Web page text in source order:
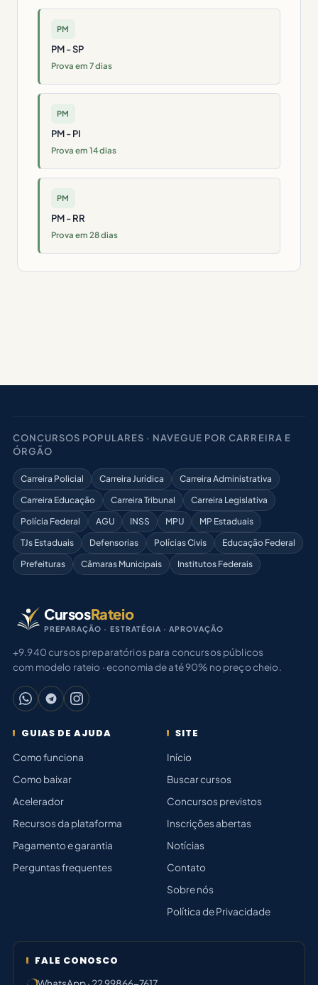
PM
PM - SP
Prova em 7 dias
PM
PM - PI
Prova em 14 dias
PM
PM - RR
Prova em 28 dias
CONCURSOS POPULARES · NAVEGUE POR CARREIRA E
ÓRGÃO
Carreira Policial Carreira Jurídica
Carreira Administrativa
Carreira Educação
Carreira Tribunal
Carreira Legislativa
Polícia Federal
AGU INSS MPU
MP Estaduais
TJs Estaduais
Defensorias Polícias Civis
Educação Federal
Prefeituras
Câmaras Municipais Institutos Federais
CursosRateio
PREPARAÇÃO · ESTRATÉGIA · APROVAÇÃO
+9.940 cursos preparatórios para concursos públicos
com modelo rateio · economia de até 90% no preço cheio.
GUIAS DE AJUDA
Como funciona
Como baixar
Acelerador
Recursos da plataforma
Pagamento e garantia
Perguntas frequentes
SITE
Início
Buscar cursos
Concursos previstos
Inscrições abertas
Notícias
Contato
Sobre nós
Política de Privacidade
FALE CONOSCO